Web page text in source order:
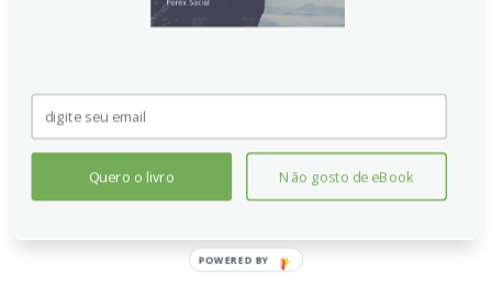
dólar dos EUA ainda luta para se recuperar após
rendimento de 10 anos caindo, alimentando
movimentos de preço em ouro, câmbio e ações
globais.
Continue lendo
Quero o livro Não gosto de eBook
POWERED BY